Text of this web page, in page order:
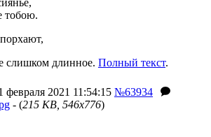
тобою.
слишком длинное. Полный текст.
февраля 2021 11:54:15 №63934
- (215 KB, 546x776)